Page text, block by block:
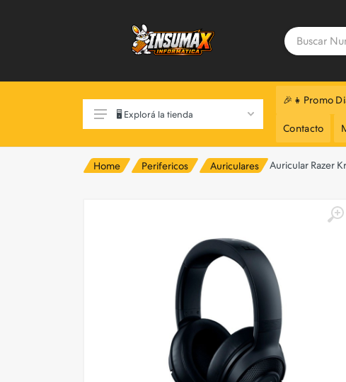
🖥️ Explorá la tienda
🎉👧Promo
Contacto
Home Perifericos Auriculares Auricular Razer